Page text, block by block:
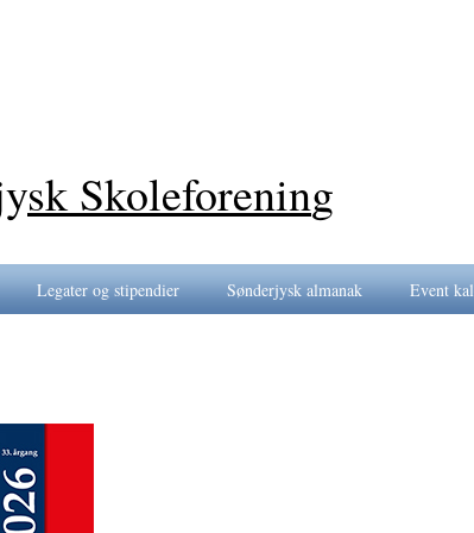
sk Skoleforening
Legater og stipendier Sønderjysk almanak Event